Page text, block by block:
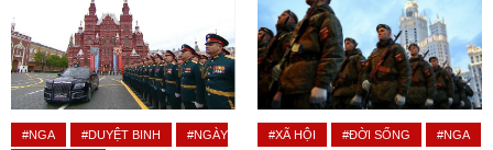
#NGA #DUYỆT BINH
#NGÀY
#XÃ HỘI #ĐỜI SỐNG #NGA